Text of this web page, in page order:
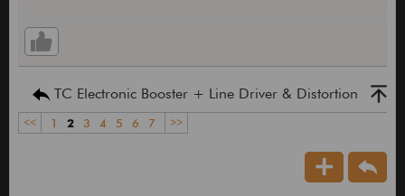
TC Electronic Booster + Line Driver & Distortion
<< 1 2 3 4 5 6 7 >>